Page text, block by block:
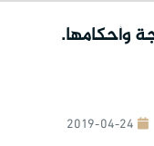
وأحكامها.
2019-04-24